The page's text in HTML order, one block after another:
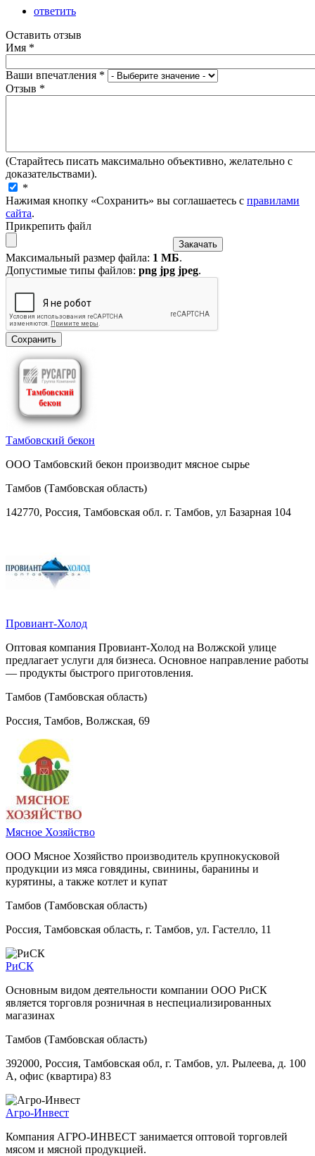
ответить
Оставить отзыв
Имя *
Ваши впечатления *
Отзыв *
(Старайтесь писать максимально объективно, желательно с
доказательствами).
*
Нажимая кнопку «Сохранить» вы соглашаетесь с правилами
сайта.
Прикрепить файл
Максимальный размер файла: 1 МБ.
Допустимые типы файлов: png jpg jpeg.
Тамбовский бекон
ООО Тамбовский бекон производит мясное сырье
Тамбов (Тамбовская область)
142770, Россия, Тамбовская обл. г. Тамбов, ул Базарная 104
Провиант-Холод
Оптовая компания Провиант-Холод на Волжской улице
предлагает услуги для бизнеса. Основное направление работы
— продукты быстрого приготовления.
Тамбов (Тамбовская область)
Россия, Тамбов, Волжская, 69
Мясное Хозяйство
ООО Мясное Хозяйство производитель крупнокусковой
продукции из мяса говядины, свинины, баранины и
курятины, а также котлет и купат
Тамбов (Тамбовская область)
Россия, Тамбовская область, г. Тамбов, ул. Гастелло, 11
РиСК
Основным видом деятельности компании ООО РиСК
является торговля розничная в неспециализированных
магазинах
Тамбов (Тамбовская область)
392000, Россия, Тамбовская обл, г. Тамбов, ул. Рылеева, д. 100
А, офис (квартира) 83
Агро-Инвест
Компания АГРО-ИНВЕСТ занимается оптовой торговлей
мясом и мясной продукцией.